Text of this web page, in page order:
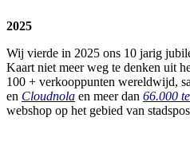
2025
Wij vierde in 2025 ons 10 jarig
Kaart niet meer weg te denken uit
100 + verkooppunten wereldwijd,
en Cloudnola en meer dan 66.000
webshop op het gebied van